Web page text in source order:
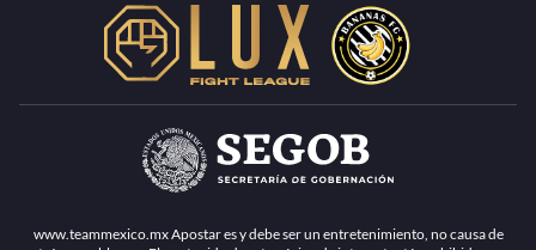
www.teammexico.mx Apostar es y debe ser un entretenimiento, no causa de